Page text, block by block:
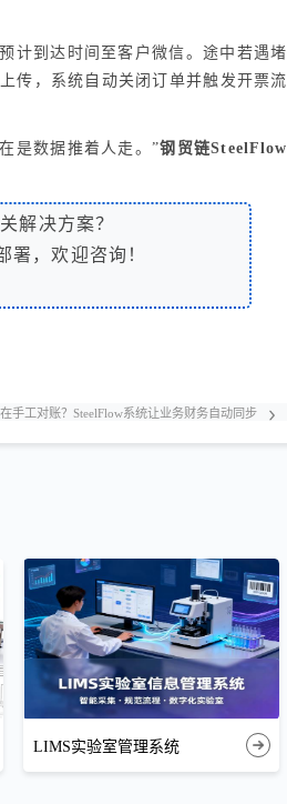
计到达时间至客户微信。途中若遇堵
传，系统自动关闭订单并触发开票流
是数据推着人走。”钢贸链SteelFlow
解决方案？
署，欢迎咨询！
手工对账？SteelFlow系统让业务财务自动同步
LIMS实验室管理系统